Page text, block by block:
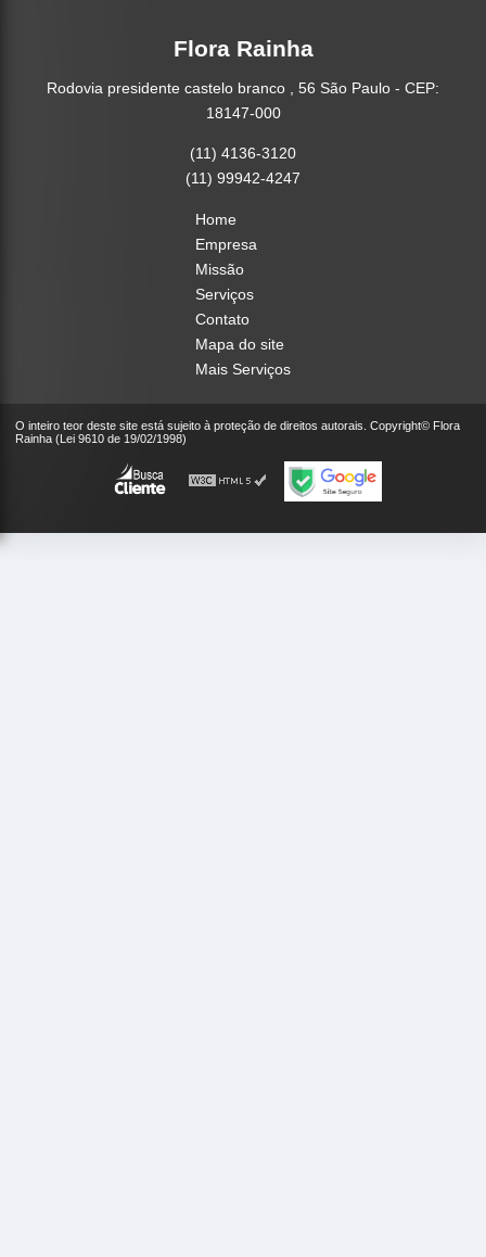
Flora Rainha
Rodovia presidente castelo branco , 56 São Paulo - CEP:
18147-000
(11) 4136-3120
(11) 99942-4247
Home
Empresa
Missão
Serviços
Contato
Mapa do site
Mais Serviços
O inteiro teor deste site está sujeito à proteção de direitos autorais. Copyright© Flora
Rainha (Lei 9610 de 19/02/1998)